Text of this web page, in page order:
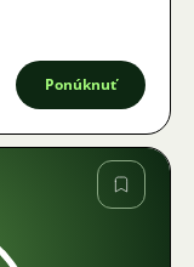
Ponúknuť